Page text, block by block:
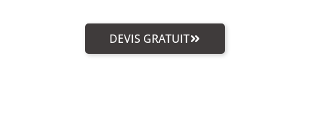
DEVIS GRATUIT